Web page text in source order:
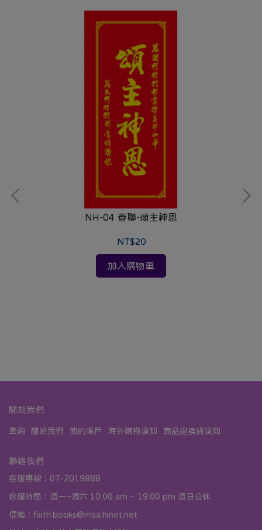
NH-04 春聯-頌主神恩
NT$20
加入購物車
關於我們
查詢 關於我們 我的帳戶 海外購物須知 商品退換貨須知
聯絡我們
客服專線：07-2019888
客服時間：週一~週六 10:00 am ~ 19:00 pm 週日公休
信箱：faith.books@msa.hinet.net